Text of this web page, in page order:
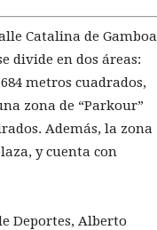
Catalina de Gamboa
divide en dos áreas:
metros cuadrados,
zona de “Parkour”
Además, la zona
y cuenta con
Deportes, Alberto